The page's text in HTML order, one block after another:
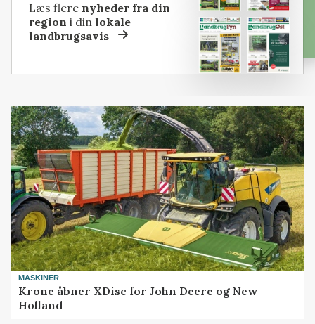
Læs flere nyheder fra din
region i dinlokale
landbrugsavis
MASKINER
Krone åbner XDisc for John Deere og New
Holland